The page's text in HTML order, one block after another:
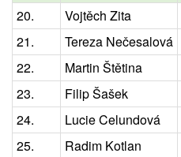
20.
Vojtěch Zita
21.
Tereza Nečesalová
22.
Martin Štětina
23.
Filip Šašek
24.
Lucie Celundová
25.
Radim Kotlan